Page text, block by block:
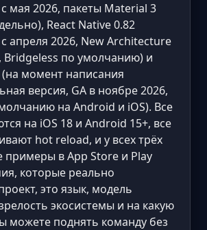
мая 2026, пакеты Material 3
React Native 0.82
апреля 2026, New Architecture
Bridgeless по умолчанию) и
(на момент написания
версия, GA в ноябре 2026,
на Android и iOS). Все
на iOS 18 и Android 15+, все
hot reload, и у всех трёх
примеры в App Store и Play
которые реально
это язык, модель
экосистемы и на какую
можете поднять команду без